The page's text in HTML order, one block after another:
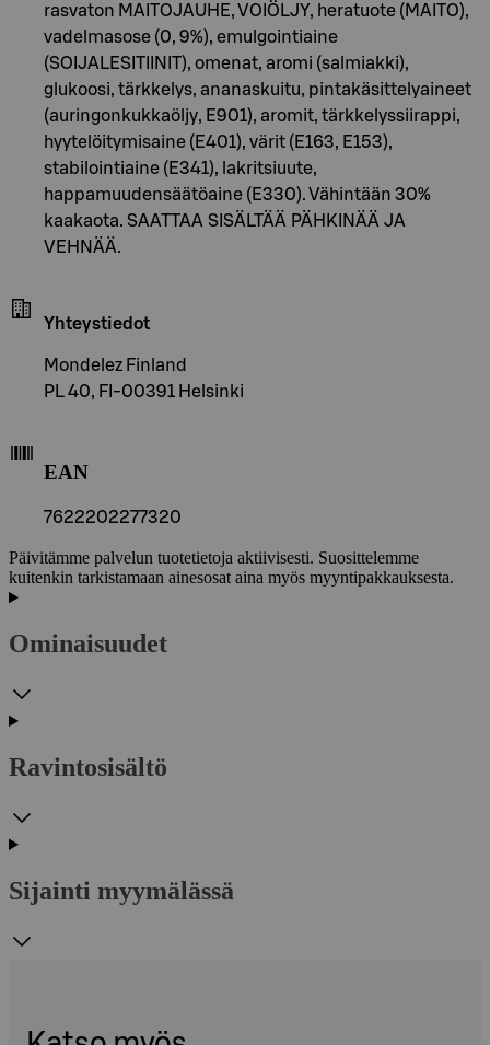
rasvaton MAITOJAUHE, VOIÖLJY, heratuote (MAITO),
vadelmasose (0, 9%), emulgointiaine
(SOIJALESITIINIT), omenat, aromi (salmiakki),
glukoosi, tärkkelys, ananaskuitu, pintakäsittelyaineet
(auringonkukkaöljy, E901), aromit, tärkkelyssiirappi,
hyytelöitymisaine (E401), värit (E163, E153),
stabilointiaine (E341), lakritsiuute,
happamuudensäätöaine (E330). Vähintään 30%
kaakaota. SAATTAA SISÄLTÄÄ PÄHKINÄÄ JA
VEHNÄÄ.
Yhteystiedot
Mondelez Finland
PL 40, FI-00391 Helsinki
EAN
7622202277320
Päivitämme palvelun tuotetietoja aktiivisesti. Suosittelemme
kuitenkin tarkistamaan ainesosat aina myös myyntipakkauksesta.
Ominaisuudet
Ravintosisältö
Sijainti myymälässä